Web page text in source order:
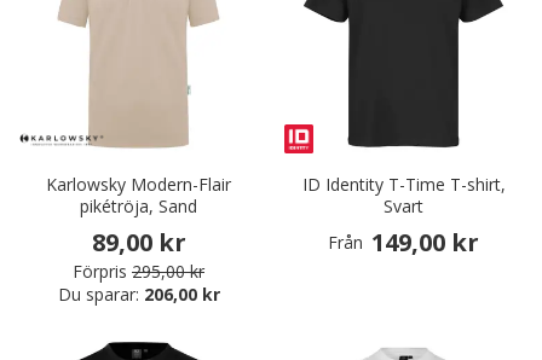
Karlowsky Modern-Flair
pikétröja, Sand
89,00 kr
Förpris 295,00 kr
Du sparar: 206,00 kr
ID Identity T-Time T-shirt,
Svart
Från 149,00 kr